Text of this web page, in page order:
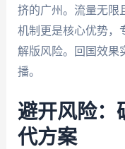
挤的广州。流量无限
机制更是核心优势，
解版风险。回国效果
播。
避开风险：
代方案